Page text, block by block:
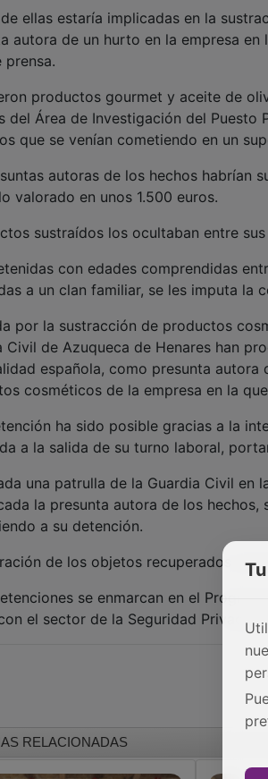
ellas estaría implicadas en la
autora de un hurto en la empresa
prensa.
productos gourmet y aceite de
del Área de Investigación del Puesto
que se venían cometiendo en un
autoras de los hechos habrían
valorado en unos 1.500 euros.
sustraídos los ocultaban entre
con edades comprendidas
a un clan familiar, se les imputa la
por la sustracción de productos
Civil de Azuqueca de Henares han
española, como presunta
cosméticos de la empresa en la
ha sido posible gracias a la
a la salida de su turno laboral,
una patrulla de la Guardia Civil en
la presunta autora de los
a su detención.
de los objetos recuperados
se enmarcan en el
el sector de la Seguridad Privada
RELACIONADAS